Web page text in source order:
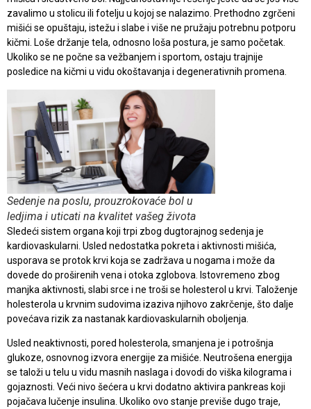
zavalimo u stolicu ili fotelju u kojoj se nalazimo. Prethodno zgrčeni
mišići se opuštaju, istežu i slabe i više ne pružaju potrebnu potporu
kičmi. Loše držanje tela, odnosno loša postura, je samo početak.
Ukoliko se ne počne sa vežbanjem i sportom, ostaju trajnije
posledice na kičmi u vidu okoštavanja i degenerativnih promena.
Sedenje na poslu, prouzrokovaće bol u
ledjima i uticati na kvalitet vašeg života
Sledeći sistem organa koji trpi zbog dugtorajnog sedenja je
kardiovaskularni. Usled nedostatka pokreta i aktivnosti mišića,
usporava se protok krvi koja se zadržava u nogama i može da
dovede do proširenih vena i otoka zglobova. Istovremeno zbog
manjka aktivnosti, slabi srce i ne troši se holesterol u krvi. Taloženje
holesterola u krvnim sudovima izaziva njihovo zakrčenje, što dalje
povećava rizik za nastanak kardiovaskularnih oboljenja.
Usled neaktivnosti, pored holesterola, smanjena je i potrošnja
glukoze, osnovnog izvora energije za mišiće. Neutrošena energija
se taloži u telu u vidu masnih naslaga i dovodi do viška kilograma i
gojaznosti. Veći nivo šećera u krvi dodatno aktivira pankreas koji
pojačava lučenje insulina. Ukoliko ovo stanje previše dugo traje,